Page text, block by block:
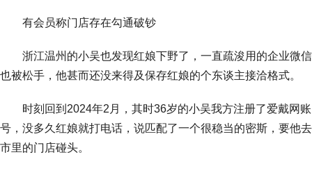
有会员称门店存在勾通破钞
浙江温州的小吴也发现红娘下野了，一直疏浚用的企业微信
也被松手，他甚而还没来得及保存红娘的个东谈主接洽格式。
时刻回到2024年2月，其时36岁的小吴我方注册了爱戴网账
号，没多久红娘就打电话，说匹配了一个很稳当的密斯，要他去
市里的门店碰头。